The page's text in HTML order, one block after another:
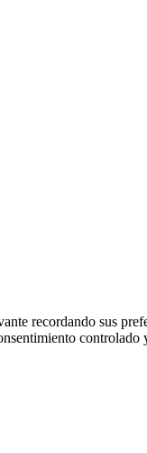
recordando sus
controlado